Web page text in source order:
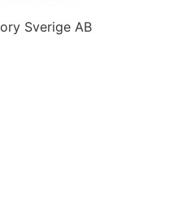
Sverige AB